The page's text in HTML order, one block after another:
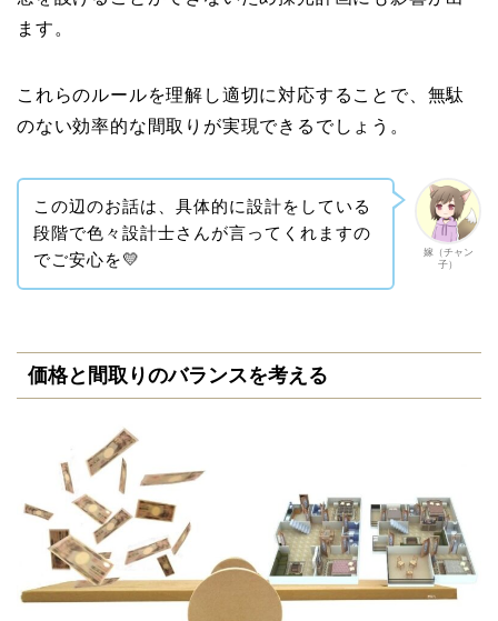
ます。
これらのルールを理解し適切に対応することで、無駄
のない効率的な間取りが実現できるでしょう。
嫁（チャン
子）
この辺のお話は、具体的に設計をしている
段階で色々設計士さんが言ってくれますの
でご安心を💛
価格と間取りのバランスを考える